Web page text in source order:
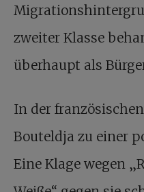
zweiter Klasse
überhaupt als
In der
Bouteldja zu einer
Eine Klage wegen